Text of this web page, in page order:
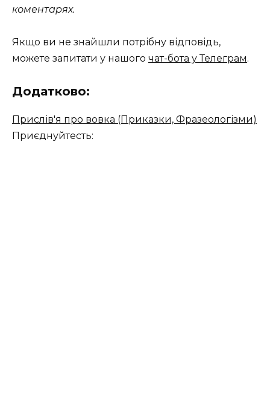
коментарях.
Якщо ви не знайшли потрібну відповідь,
можете запитати у нашого чат-бота у Телеграм.
Додатково:
Прислів'я про вовка (Приказки, Фразеологізми)
Приєднуйтесть: